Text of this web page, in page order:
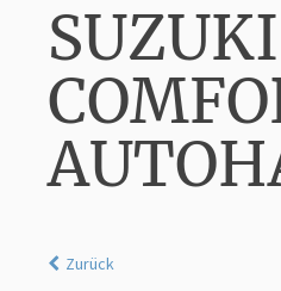
Zurück